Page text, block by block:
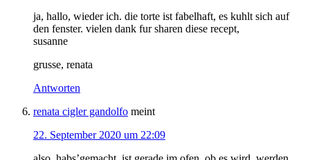
ja, hallo, wieder ich. die torte ist fabelhaft, es kuhlt sich auf
den fenster. vielen dank fur sharen diese recept,
susanne
grusse, renata
Antworten
renata cigler gandolfo meint
22. September 2020 um 22:09